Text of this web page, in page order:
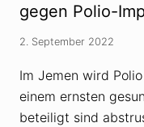
gegen Polio-
2. September 2022
Im Jemen wird
einem ernsten
beteiligt sind